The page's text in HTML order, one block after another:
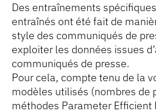
Des entraînements
entraînés ont été fait de
style des communiqués de
exploiter les données issues
communiqués de presse.
Pour cela, compte tenu de la
modèles utilisés (nombres de
méthodes Parameter Efficient